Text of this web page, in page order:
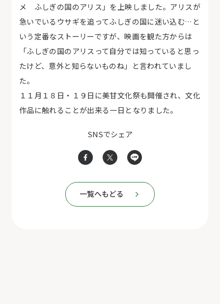
メ ふしぎの国のアリス」を上映しました。アリスが
急いでいるウサギを追ってふしぎの国に迷い込む…と
いう定番なストーリーですが、映画を観た方からは
「ふしぎの国のアリスって自分では知っていると思っ
たけど、意外と知らないものね」と言われていまし
た。
１１月１８日・１９日に美甘文化祭も開催され、文化
作品に触れることが出来る一日となりました。
SNSでシェア
一覧へもどる